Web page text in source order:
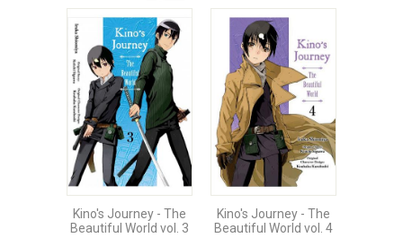
Kino's Journey - The
Beautiful World vol. 3
Kino's Journey - The
Beautiful World vol. 4